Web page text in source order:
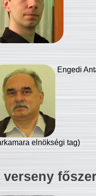
Engedi
elnökségi tag)
verseny